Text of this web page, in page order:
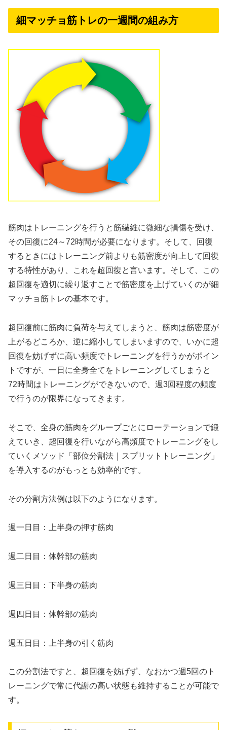
細マッチョ筋トレの一週間の組み方
筋肉はトレーニングを行うと筋繊維に微細な損傷を受け、
その回復に24～72時間が必要になります。そして、回復
するときにはトレーニング前よりも筋密度が向上して回復
する特性があり、これを超回復と言います。そして、この
超回復を適切に繰り返すことで筋密度を上げていくのが細
マッチョ筋トレの基本です。
超回復前に筋肉に負荷を与えてしまうと、筋肉は筋密度が
上がるどころか、逆に縮小してしまいますので、いかに超
回復を妨げずに高い頻度でトレーニングを行うかがポイン
トですが、一日に全身全てをトレーニングしてしまうと
72時間はトレーニングができないので、週3回程度の頻度
で行うのが限界になってきます。
そこで、全身の筋肉をグループごとにローテーションで鍛
えていき、超回復を行いながら高頻度でトレーニングをし
ていくメソッド「部位分割法｜スプリットトレーニング」
を導入するのがもっとも効率的です。
その分割方法例は以下のようになります。
週一日目：上半身の押す筋肉
週二日目：体幹部の筋肉
週三日目：下半身の筋肉
週四日目：体幹部の筋肉
週五日目：上半身の引く筋肉
この分割法ですと、超回復を妨げず、なおかつ週5回のト
レーニングで常に代謝の高い状態も維持することが可能で
す。